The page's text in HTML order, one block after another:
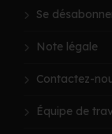
Se
Note légale
Contactez-
Équipe de